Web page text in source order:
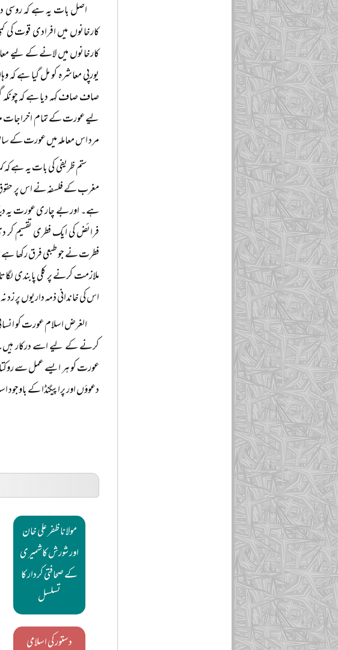
اصل بات یہ ہے کہ روسی
کارخانوں میں افرادی قوت کی
کارخانوں میں لانے کے لیے
یورپی معاشرہ کو مل گیا ہے
صاف صاف کہہ دیا ہے کہ
لیے عورت کے تمام اخراجات
مرد اس معاملہ میں عورت کے
ستم ظریفی کی بات یہ ہے
مغرب کے فلسفہ نے اس پر حقوق
ہے۔ اور بے چاری عورت یہ
فرائض کی ایک فطری تقسیم کر
فطرت نے جو طبعی فرق رکھا ہے
ملازمت کرنے پر کلی پابندی
اس کی خاندانی ذمہ داریوں پر
الغرض اسلام عورت کو انسانی
کرنے کے لیے اسے درکار
عورت کو ہر ایسے عمل سے روکتا
دعوؤں اور پراپیگنڈا کے
مولانا ظفر علی خان
اور شورش کاشمیری
کے صحافتی کردار کا
تسلسل
دستور کی اسلامی